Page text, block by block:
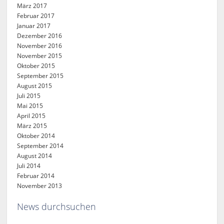
März 2017
Februar 2017
Januar 2017
Dezember 2016
November 2016
November 2015
Oktober 2015
September 2015
August 2015
Juli 2015
Mai 2015
April 2015
März 2015
Oktober 2014
September 2014
August 2014
Juli 2014
Februar 2014
November 2013
News durchsuchen